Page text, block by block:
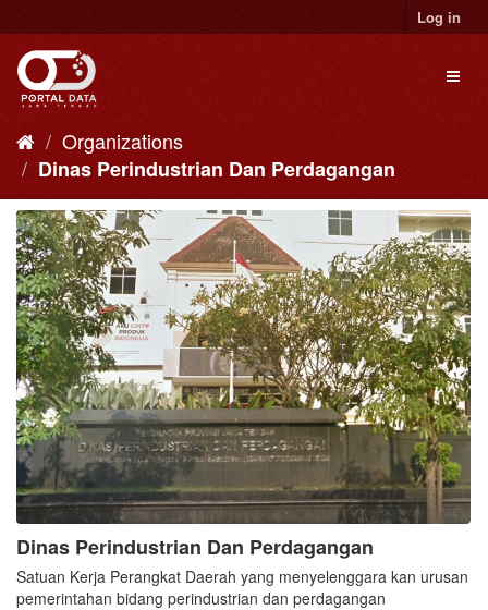
to
content
Log in
Organizations
Dinas Perindustrian Dan Perdagangan
Dinas Perindustrian Dan Perdagangan
Satuan Kerja Perangkat Daerah yang menyelenggara kan urusan
pemerintahan bidang perindustrian dan perdagangan